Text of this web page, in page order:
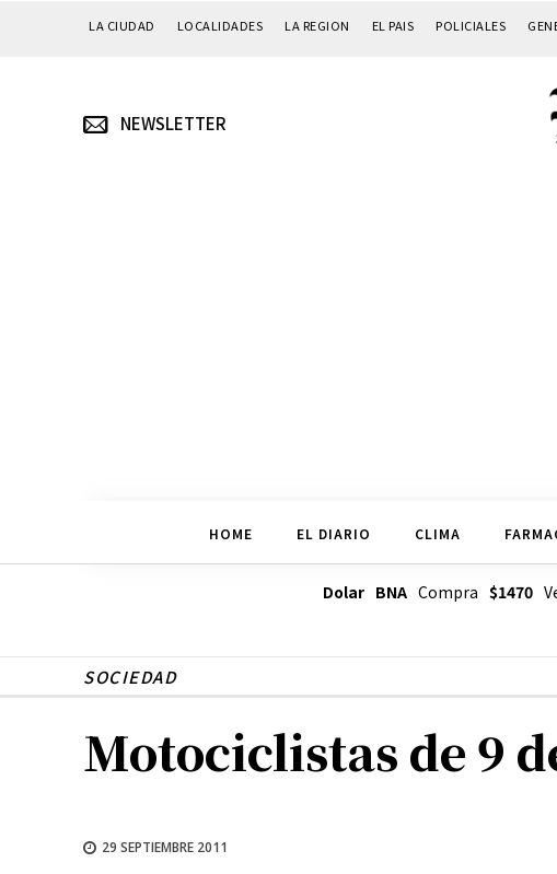
LA CIUDAD LOCALIDADES LA REGION EL PAIS POLICIALES
NEWSLETTER
HOME EL DIARIO CLIMA
Dolar BNACompra $1470
SOCIEDAD
Motociclistas de 9
29 SEPTIEMBRE 2011